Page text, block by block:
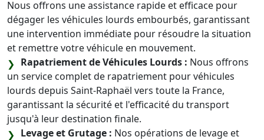
Nous offrons une assistance rapide et efficace pour
dégager les véhicules lourds embourbés, garantissant
une intervention immédiate pour résoudre la situation
et remettre votre véhicule en mouvement.
Rapatriement de Véhicules Lourds : Nous offrons
un service complet de rapatriement pour véhicules
lourds depuis Saint-Raphaël vers toute la France,
garantissant la sécurité et l'efficacité du transport
jusqu'à leur destination finale.
Levage et Grutage : Nos opérations de levage et